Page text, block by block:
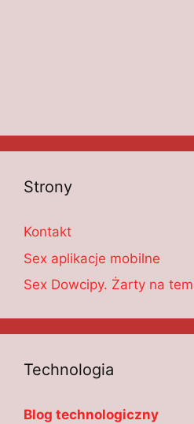
Strony
Kontakt
Sex aplikacje mobilne
Sex Dowcipy. Żarty na
Technologia
Blog technologiczny